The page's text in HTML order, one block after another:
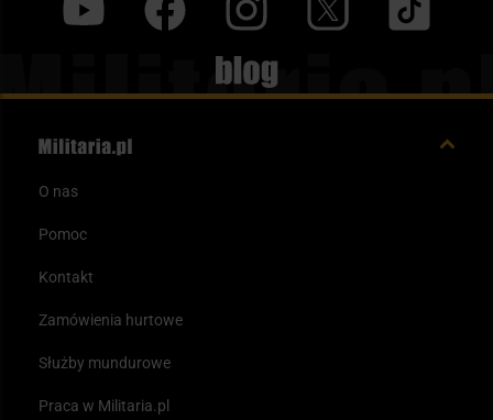
Blog
O nas
Pomoc
Kontakt
Zamówienia hurtowe
Służby mundurowe
Praca w Militaria.pl